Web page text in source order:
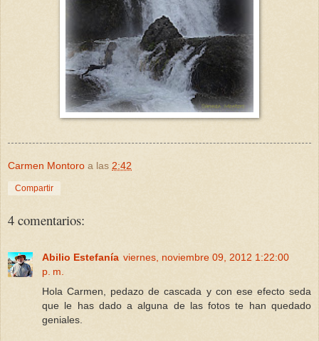
Carmen Montoro a las 2:42
Compartir
4 comentarios:
Abilio Estefanía viernes, noviembre 09, 2012 1:22:00
p. m.
Hola Carmen, pedazo de cascada y con ese efecto seda
que le has dado a alguna de las fotos te han quedado
geniales.